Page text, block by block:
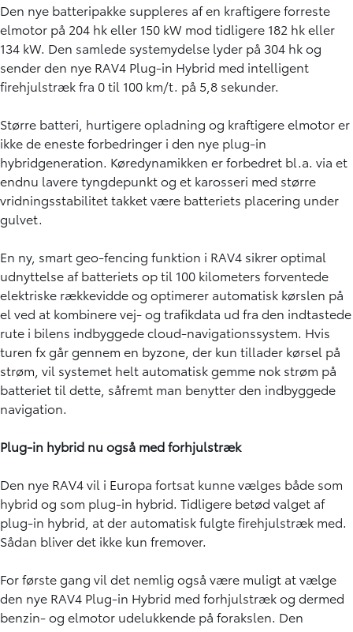
Den nye batteripakke suppleres af en kraftigere forreste
elmotor på 204 hk eller 150 kW mod tidligere 182 hk eller
134 kW. Den samlede systemydelse lyder på 304 hk og
sender den nye RAV4 Plug-in Hybrid med intelligent
firehjulstræk fra 0 til 100 km/t. på 5,8 sekunder.
Større batteri, hurtigere opladning og kraftigere elmotor er
ikke de eneste forbedringer i den nye plug-in
hybridgeneration. Køredynamikken er forbedret bl.a. via et
endnu lavere tyngdepunkt og et karosseri med større
vridningsstabilitet takket være batteriets placering under
gulvet.
En ny, smart geo-fencing funktion i RAV4 sikrer optimal
udnyttelse af batteriets op til 100 kilometers forventede
elektriske rækkevidde og optimerer automatisk kørslen på
el ved at kombinere vej- og trafikdata ud fra den indtastede
rute i bilens indbyggede cloud-navigationssystem. Hvis
turen fx går gennem en byzone, der kun tillader kørsel på
strøm, vil systemet helt automatisk gemme nok strøm på
batteriet til dette, såfremt man benytter den indbyggede
navigation.
Plug-in hybrid nu også med forhjulstræk
Den nye RAV4 vil i Europa fortsat kunne vælges både som
hybrid og som plug-in hybrid. Tidligere betød valget af
plug-in hybrid, at der automatisk fulgte firehjulstræk med.
Sådan bliver det ikke kun fremover.
For første gang vil det nemlig også være muligt at vælge
den nye RAV4 Plug-in Hybrid med forhjulstræk og dermed
benzin- og elmotor udelukkende på forakslen. Den